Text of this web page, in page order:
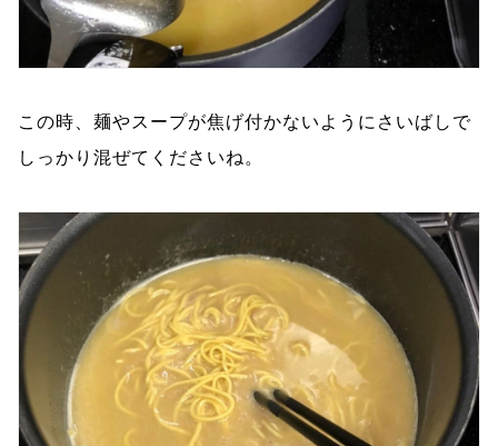
この時、麺やスープが焦げ付かないようにさいばしで
しっかり混ぜてくださいね。